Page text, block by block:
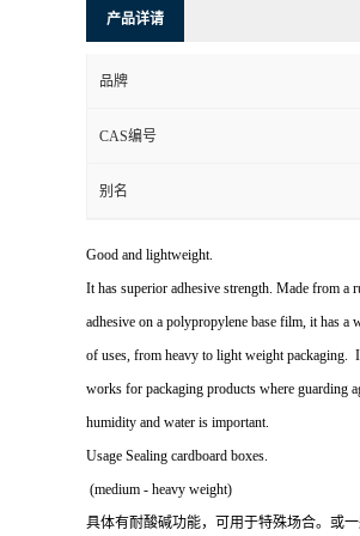
产品详请
品牌
CAS编号
别名
Good and lightweight.
It has superior adhesive strength. Made from a
adhesive on a polypropylene base film, it has a
of uses, from heavy to light weight packaging.
works for packaging products where guarding
humidity and water is important.
Usage Sealing cardboard boxes.
(medium - heavy weight)
具体有耐酸碱功能，可用于特殊场合。或一